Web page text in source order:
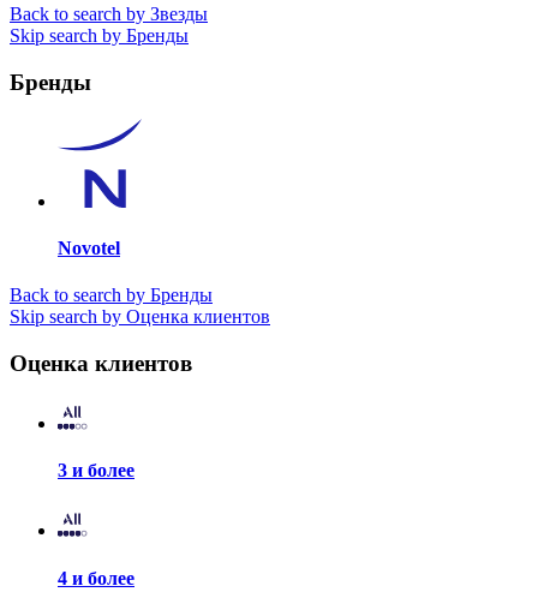
Back to search by Звезды
Skip search by Бренды
Бренды
Novotel
Back to search by Бренды
Skip search by Оценка клиентов
Оценка клиентов
3 и более
4 и более